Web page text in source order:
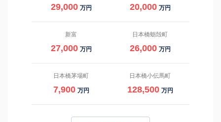
29,000 万円 20,000 万円
新富
27,000 万円
日本橋蛎殻町
26,000 万円
日本橋茅場町
7,900 万円
日本橋小伝馬町
128,500 万円